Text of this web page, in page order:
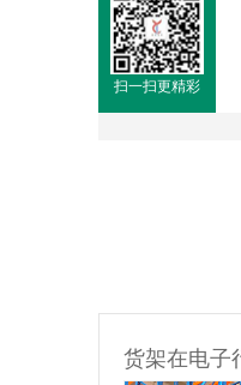
扫一扫更精彩
货架在物流